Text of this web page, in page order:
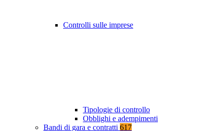
Controlli sulle imprese
Tipologie di controllo
Obblighi e adempimenti
Bandi di gara e contratti 617